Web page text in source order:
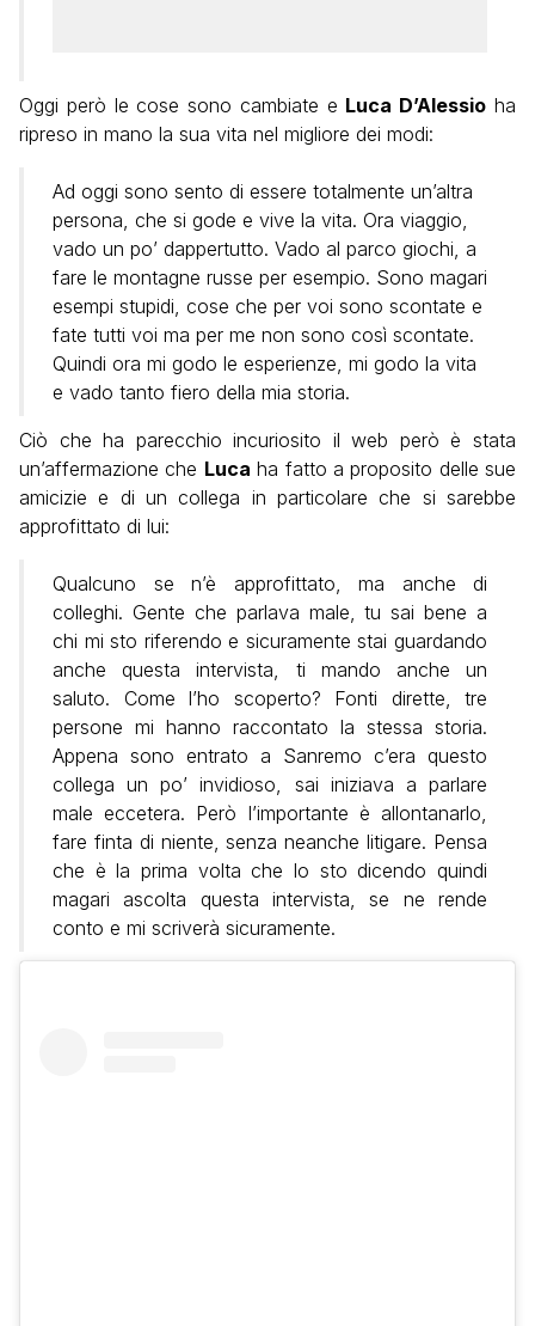
Oggi però le cose sono cambiate e Luca D’Alessio ha
ripreso in mano la sua vita nel migliore dei modi:
Ad oggi sono sento di essere totalmente un’altra
persona, che si gode e vive la vita. Ora viaggio,
vado un po’ dappertutto. Vado al parco giochi, a
fare le montagne russe per esempio. Sono magari
esempi stupidi, cose che per voi sono scontate e
fate tutti voi ma per me non sono così scontate.
Quindi ora mi godo le esperienze, mi godo la vita
e vado tanto fiero della mia storia.
Ciò che ha parecchio incuriosito il web però è stata
un’affermazione che Luca ha fatto a proposito delle sue
amicizie e di un collega in particolare che si sarebbe
approfittato di lui:
Qualcuno se n’è approfittato, ma anche di
colleghi. Gente che parlava male, tu sai bene a
chi mi sto riferendo e sicuramente stai guardando
anche questa intervista, ti mando anche un
saluto. Come l’ho scoperto? Fonti dirette, tre
persone mi hanno raccontato la stessa storia.
Appena sono entrato a Sanremo c’era questo
collega un po’ invidioso, sai iniziava a parlare
male eccetera. Però l’importante è allontanarlo,
fare finta di niente, senza neanche litigare. Pensa
che è la prima volta che lo sto dicendo quindi
magari ascolta questa intervista, se ne rende
conto e mi scriverà sicuramente.